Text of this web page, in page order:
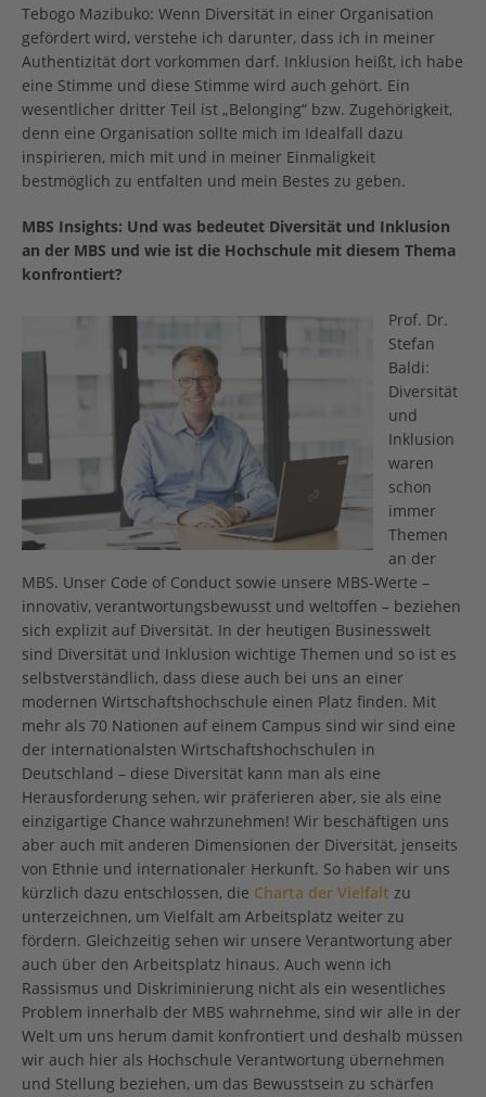
Tebogo Mazibuko: Wenn Diversität in einer Organisation
gefördert wird, verstehe ich darunter, dass ich in meiner
Authentizität dort vorkommen darf. Inklusion heißt, ich habe
eine Stimme und diese Stimme wird auch gehört. Ein
wesentlicher dritter Teil ist „Belonging“ bzw. Zugehörigkeit,
denn eine Organisation sollte mich im Idealfall dazu
inspirieren, mich mit und in meiner Einmaligkeit
bestmöglich zu entfalten und mein Bestes zu geben.
MBS Insights: Und was bedeutet Diversität und Inklusion
an der MBS und wie ist die Hochschule mit diesem Thema
konfrontiert?
Prof. Dr.
Stefan
Baldi:
Diversität
und
Inklusion
waren
schon
immer
Themen
an der
MBS. Unser Code of Conduct sowie unsere MBS-Werte –
innovativ, verantwortungsbewusst und weltoffen – beziehen
sich explizit auf Diversität. In der heutigen Businesswelt
sind Diversität und Inklusion wichtige Themen und so ist es
selbstverständlich, dass diese auch bei uns an einer
modernen Wirtschaftshochschule einen Platz finden. Mit
mehr als 70 Nationen auf einem Campus sind wir sind eine
der internationalsten Wirtschaftshochschulen in
Deutschland – diese Diversität kann man als eine
Herausforderung sehen, wir präferieren aber, sie als eine
einzigartige Chance wahrzunehmen! Wir beschäftigen uns
aber auch mit anderen Dimensionen der Diversität, jenseits
von Ethnie und internationaler Herkunft. So haben wir uns
kürzlich dazu entschlossen, die Charta der Vielfalt zu
unterzeichnen, um Vielfalt am Arbeitsplatz weiter zu
fördern. Gleichzeitig sehen wir unsere Verantwortung aber
auch über den Arbeitsplatz hinaus. Auch wenn ich
Rassismus und Diskriminierung nicht als ein wesentliches
Problem innerhalb der MBS wahrnehme, sind wir alle in der
Welt um uns herum damit konfrontiert und deshalb müssen
wir auch hier als Hochschule Verantwortung übernehmen
und Stellung beziehen, um das Bewusstsein zu schärfen